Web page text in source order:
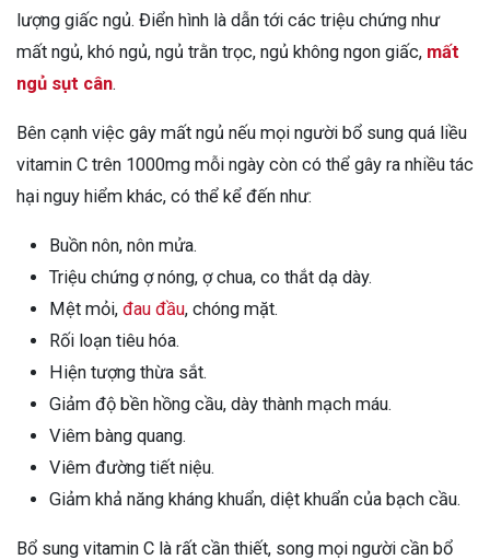
lượng giấc ngủ. Điển hình là dẫn tới các triệu chứng như
mất ngủ, khó ngủ, ngủ trằn trọc, ngủ không ngon giấc, mất
ngủ sụt cân.
Bên cạnh việc gây mất ngủ nếu mọi người bổ sung quá liều
vitamin C trên 1000mg mỗi ngày còn có thể gây ra nhiều tác
hại nguy hiểm khác, có thể kể đến như:
Buồn nôn, nôn mửa.
Triệu chứng ợ nóng, ợ chua, co thắt dạ dày.
Mệt mỏi, đau đầu, chóng mặt.
Rối loạn tiêu hóa.
Hiện tượng thừa sắt.
Giảm độ bền hồng cầu, dày thành mạch máu.
Viêm bàng quang.
Viêm đường tiết niệu.
Giảm khả năng kháng khuẩn, diệt khuẩn của bạch cầu.
Bổ sung vitamin C là rất cần thiết, song mọi người cần bổ